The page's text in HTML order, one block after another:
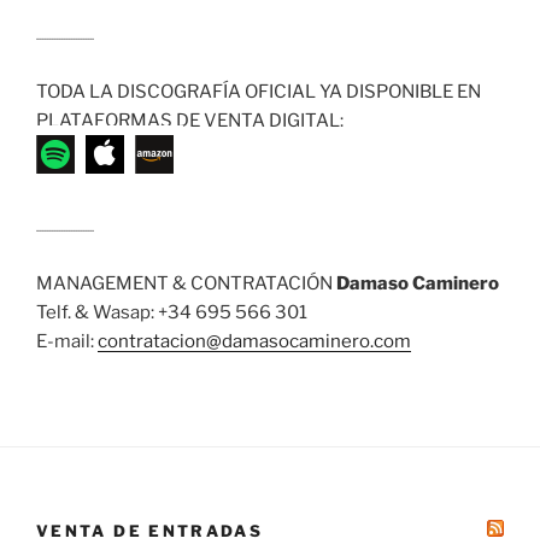
TODA LA DISCOGRAFÍA OFICIAL YA DISPONIBLE EN
PLATAFORMAS DE VENTA DIGITAL:
MANAGEMENT & CONTRATACIÓN Damaso Caminero
Telf. & Wasap: +34 695 566 301
E-mail:contratacion@damasocaminero.com
VENTA DE ENTRADAS